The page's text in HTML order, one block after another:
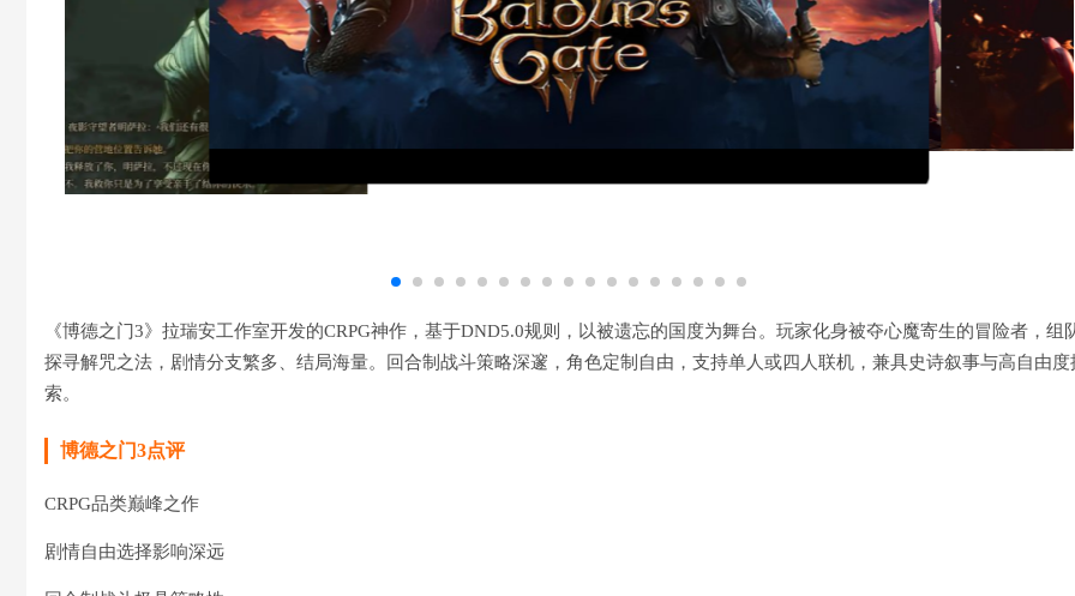
《博德之门3》拉瑞安工作室开发的CRPG神作，基于DND5.0规则，以被遗忘的国度为舞台。玩家化身被夺心魔寄生的冒险者，组
探寻解咒之法，剧情分支繁多、结局海量。回合制战斗策略深邃，角色定制自由，支持单人或四人联机，兼具史诗叙事与高自由度
索。
博德之门3点评
CRPG品类巅峰之作
剧情自由选择影响深远